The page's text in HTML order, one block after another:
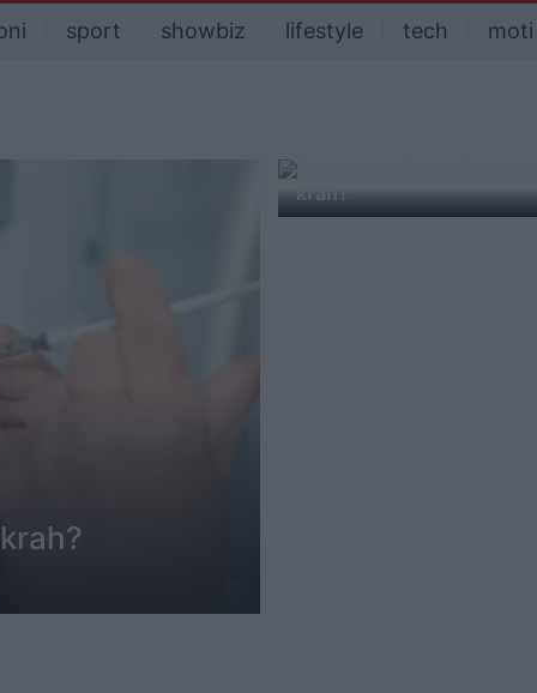
sport showbiz lifestyle tech moti
Pse duhet të marrim
krah?